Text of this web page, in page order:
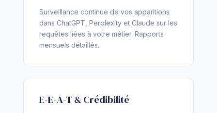
Surveillance continue de vos apparitions
dans ChatGPT, Perplexity et Claude sur les
requêtes liées à votre métier. Rapports
mensuels détaillés.
E-E-A-T & Crédibilité